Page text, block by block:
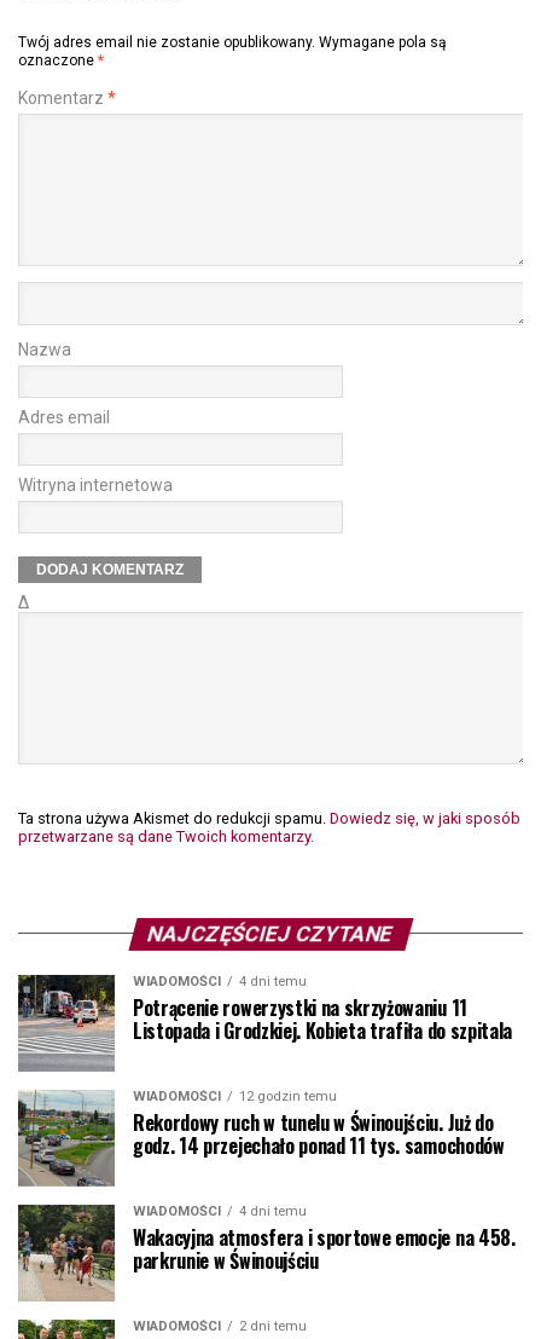
Twój adres email nie zostanie opublikowany. Wymagane pola są
oznaczone *
Komentarz *
Nazwa
Adres email
Witryna internetowa
Δ
Ta strona używa Akismet do redukcji spamu. Dowiedz się, w jaki sposób
przetwarzane są dane Twoich komentarzy.
NAJCZĘŚCIEJ CZYTANE
WIADOMOŚCI 4 dni temu
Potrącenie rowerzystki na skrzyżowaniu 11
Listopada i Grodzkiej. Kobieta trafiła do szpitala
WIADOMOŚCI 12 godzin temu
Rekordowy ruch w tunelu w Świnoujściu. Już do
godz. 14 przejechało ponad 11 tys. samochodów
WIADOMOŚCI 4 dni temu
Wakacyjna atmosfera i sportowe emocje na 458.
parkrunie w Świnoujściu
WIADOMOŚCI 2 dni temu